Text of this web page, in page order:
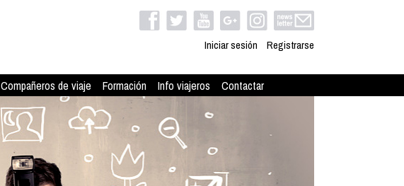
Iniciar sesión Registrarse
Compañeros de viaje Formación Info viajeros Contactar